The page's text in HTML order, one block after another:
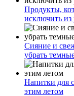
Продукты,
исключить из
Сияние и
убрать
Напитки для
этим летом